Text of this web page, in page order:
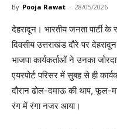
By Pooja Rawat - 28/05/2026
देहरादून। भारतीय जनता पार्टी के
दिवसीय उत्तराखंड दौरे पर
भाजपा कार्यकर्ताओं ने उनका
एयरपोर्ट परिसर में सुबह से ही
दौरान ढोल-दमाऊ की थाप, फूल-
रंग में रंगा नजर आया।